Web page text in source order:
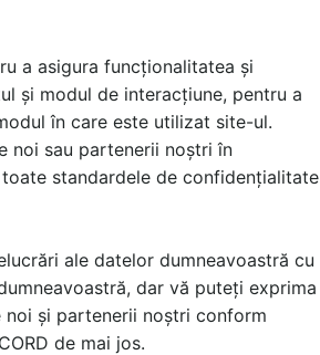
a asigura funcționalitatea și
și modul de interacțiune, pentru a
în care este utilizat site-ul.
noi sau partenerii noștri în
standardele de confidențialitate
ale datelor dumneavoastră cu
dar vă puteți exprima
și partenerii noștri conform
de mai jos.